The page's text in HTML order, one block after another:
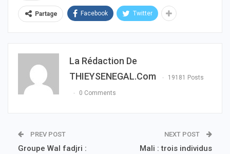
Partage Facebook Twitter
La Rédaction De
THIEYSENEGAL.com
19181 Posts
0 Comments
PREV POST
Groupe Wal fadjri :
NEXT POST
Mali : trois individus